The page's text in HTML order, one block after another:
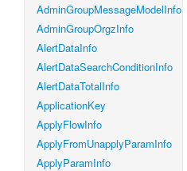
AdminGroupMessageModelInfo
AdminGroupOrgzInfo
AlertDataInfo
AlertDataSearchConditionInfo
AlertDataTotalInfo
ApplicationKey
ApplyFlowInfo
ApplyFromUnapplyParamInfo
ApplyParamInfo